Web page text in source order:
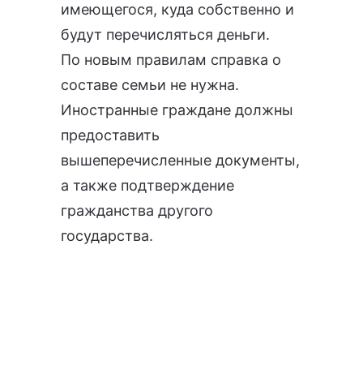
имеющегося, куда собственно и
будут перечисляться деньги.
По новым правилам справка о
составе семьи не нужна.
Иностранные граждане должны
предоставить
вышеперечисленные документы,
а также подтверждение
гражданства другого
государства.